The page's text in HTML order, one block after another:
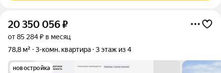
20 350 056₽
от 85 284 ₽ в месяц
78,8 м²
3-комн. квартира 3 этаж из 4
новостройка